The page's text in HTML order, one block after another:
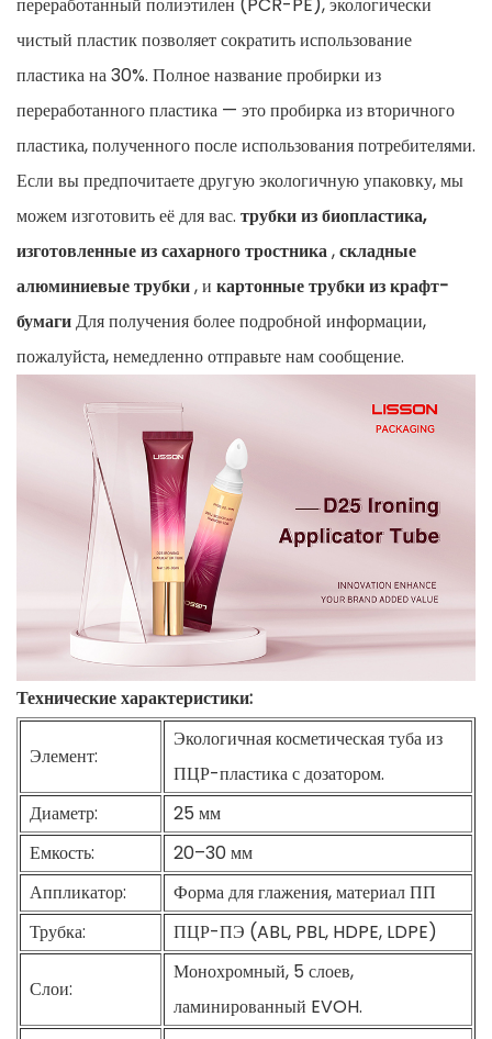
чистый пластик позволяет сократить использование
пластика на 30%. Полное название пробирки из
переработанного пластика — это пробирка из вторичного
пластика, полученного после использования потребителями.
Если вы предпочитаете другую экологичную упаковку, мы
можем изготовить её для вас. трубки из биопластика,
изготовленные из сахарного тростника,складные
алюминиевые трубки, и картонные трубки из крафт-
бумагиДля получения более подробной информации,
пожалуйста, немедленно отправьте нам сообщение.
Технические характеристики:
Элемент:
Экологичная косметическая туба из
ПЦР-пластика с дозатором.
Диаметр:
25 мм
Емкость:
20–30 мм
Аппликатор:
Форма для глажения, материал ПП
Трубка:
ПЦР-ПЭ (ABL, PBL, HDPE, LDPE)
Слои:
Монохромный, 5 слоев,
ламинированный EVOH.